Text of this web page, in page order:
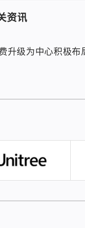
资讯
升级为中心积极